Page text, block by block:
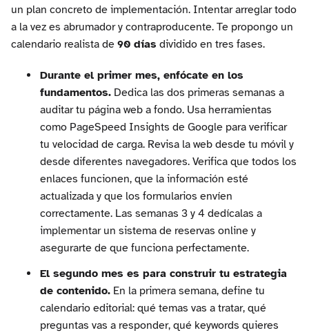
un plan concreto de implementación. Intentar arreglar todo
a la vez es abrumador y contraproducente. Te propongo un
calendario realista de 90 días dividido en tres fases.
Durante el primer mes, enfócate en los
fundamentos. Dedica las dos primeras semanas a
auditar tu página web a fondo. Usa herramientas
como PageSpeed Insights de Google para verificar
tu velocidad de carga. Revisa la web desde tu móvil y
desde diferentes navegadores. Verifica que todos los
enlaces funcionen, que la información esté
actualizada y que los formularios envíen
correctamente. Las semanas 3 y 4 dedícalas a
implementar un sistema de reservas online y
asegurarte de que funciona perfectamente.
El segundo mes es para construir tu estrategia
de contenido. En la primera semana, define tu
calendario editorial: qué temas vas a tratar, qué
preguntas vas a responder, qué keywords quieres